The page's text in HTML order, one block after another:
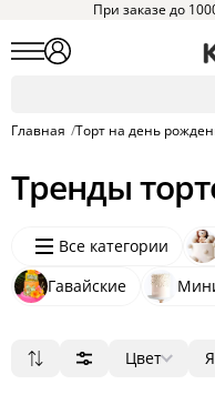
При заказе до
Главная /Торт на день
Тренды
Все категории
Гавайские
Цвет